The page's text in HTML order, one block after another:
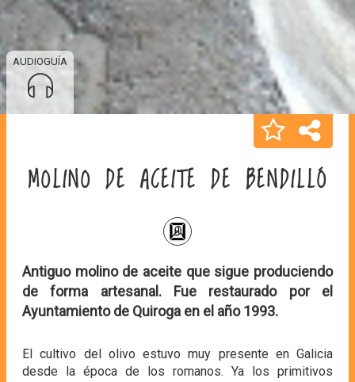
AUDIOGUÍA
MOLINO DE ACEITE DE BENDILLÓ
Antiguo molino de aceite que sigue produciendo
de forma artesanal. Fue restaurado por el
Ayuntamiento de Quiroga en el año 1993.
El cultivo del olivo estuvo muy presente en Galicia
desde la época de los romanos. Ya los primitivos